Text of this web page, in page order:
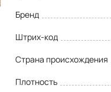
Бренд
Штрих-код
Страна происхождения
Плотность